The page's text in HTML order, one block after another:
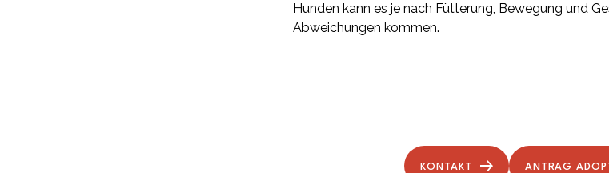
Hunden kann es je nach Fütterung, Bewegung und
Abweichungen kommen.
KONTAKT ANTRAG